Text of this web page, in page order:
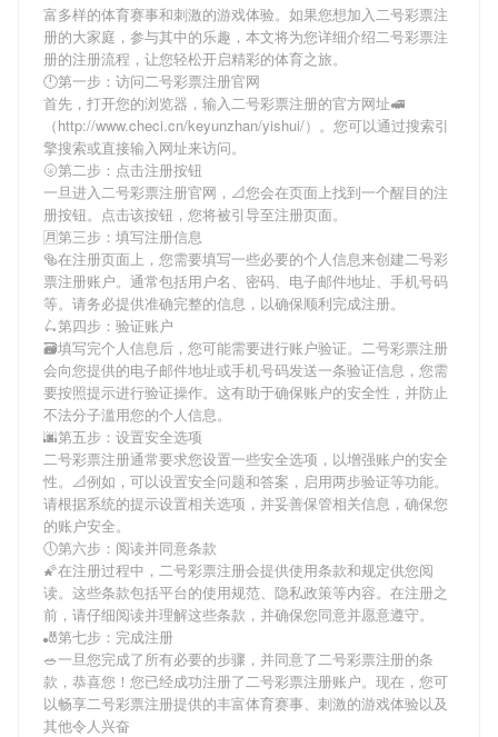
富多样的体育赛事和刺激的游戏体验。如果您想加入二号彩票注
册的大家庭，参与其中的乐趣，本文将为您详细介绍二号彩票注
册的注册流程，让您轻松开启精彩的体育之旅。
🕛第一步：访问二号彩票注册官网
首先，打开您的浏览器，输入二号彩票注册的官方网址🚅
（http://www.checi.cn/keyunzhan/yishui/）。您可以通过搜索引
擎搜索或直接输入网址来访问。
🌝第二步：点击注册按钮
一旦进入二号彩票注册官网，📐您会在页面上找到一个醒目的注
册按钮。点击该按钮，您将被引导至注册页面。
🈷第三步：填写注册信息
🥯在注册页面上，您需要填写一些必要的个人信息来创建二号彩
票注册账户。通常包括用户名、密码、电子邮件地址、手机号码
等。请务必提供准确完整的信息，以确保顺利完成注册。
🛴第四步：验证账户
🗃填写完个人信息后，您可能需要进行账户验证。 二号彩票注册
会向您提供的电子邮件地址或手机号码发送一条验证信息，您需
要按照提示进行验证操作。这有助于确保账户的安全性，并防止
不法分子滥用您的个人信息。
🌆第五步：设置安全选项
二号彩票注册通常要求您设置一些安全选项，以增强账户的安全
性。📐例如，可以设置安全问题和答案，启用两步验证等功能。
请根据系统的提示设置相关选项，并妥善保管相关信息，确保您
的账户安全。
🕔第六步：阅读并同意条款
🌠在注册过程中， 二号彩票注册会提供使用条款和规定供您阅
读。这些条款包括平台的使用规范、隐私政策等内容。在注册之
前，请仔细阅读并理解这些条款，并确保您同意并愿意遵守。
🎳第七步：完成注册
🥗一旦您完成了所有必要的步骤，并同意了二号彩票注册的条
款，恭喜您！您已经成功注册了二号彩票注册账户。现在，您可
以畅享二号彩票注册提供的丰富体育赛事、刺激的游戏体验以及
其他令人兴奋